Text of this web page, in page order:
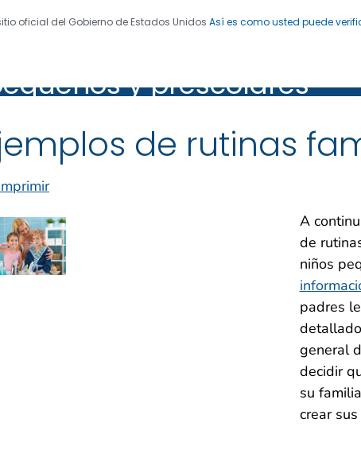
oficial del Gobierno de Estados Unidos Así es como usted puede
Enfermedades. CDC 24/7: Salvamos vidas.
y prescolares
de rutinas
A
de
niños
padres
general
decidir
su
crear